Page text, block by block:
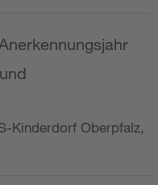
Kinderdorf Oberpfalz,